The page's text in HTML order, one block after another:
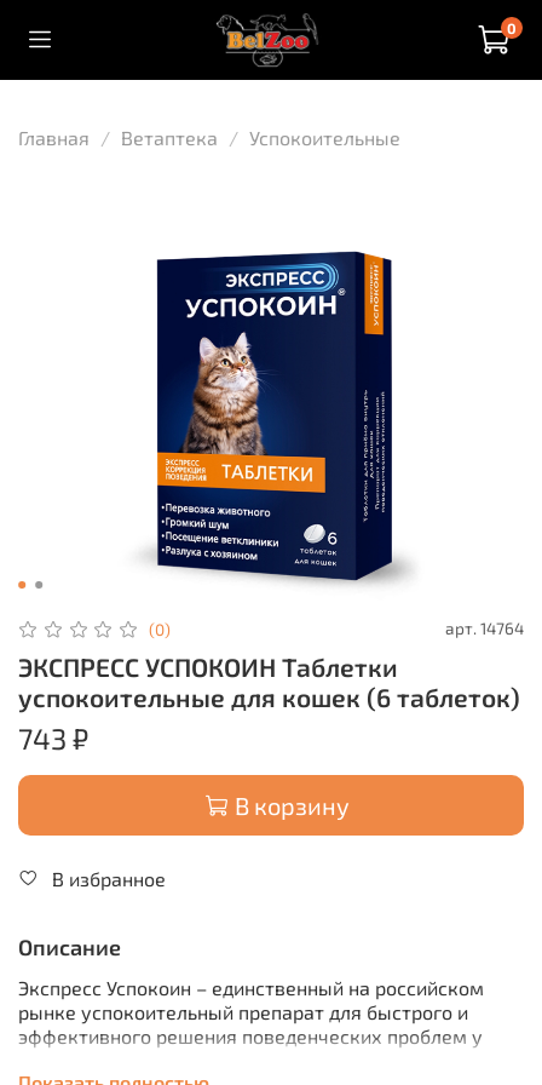
0
Главная Ветаптека Успокоительные
(0) арт. 14764
ЭКСПРЕСС УСПОКОИН Таблетки
успокоительные для кошек (6 таблеток)
743 ₽
В корзину
В избранное
Описание
Экспресс Успокоин – единственный на российском
рынке успокоительный препарат для быстрого и
эффективного решения поведенческих проблем у